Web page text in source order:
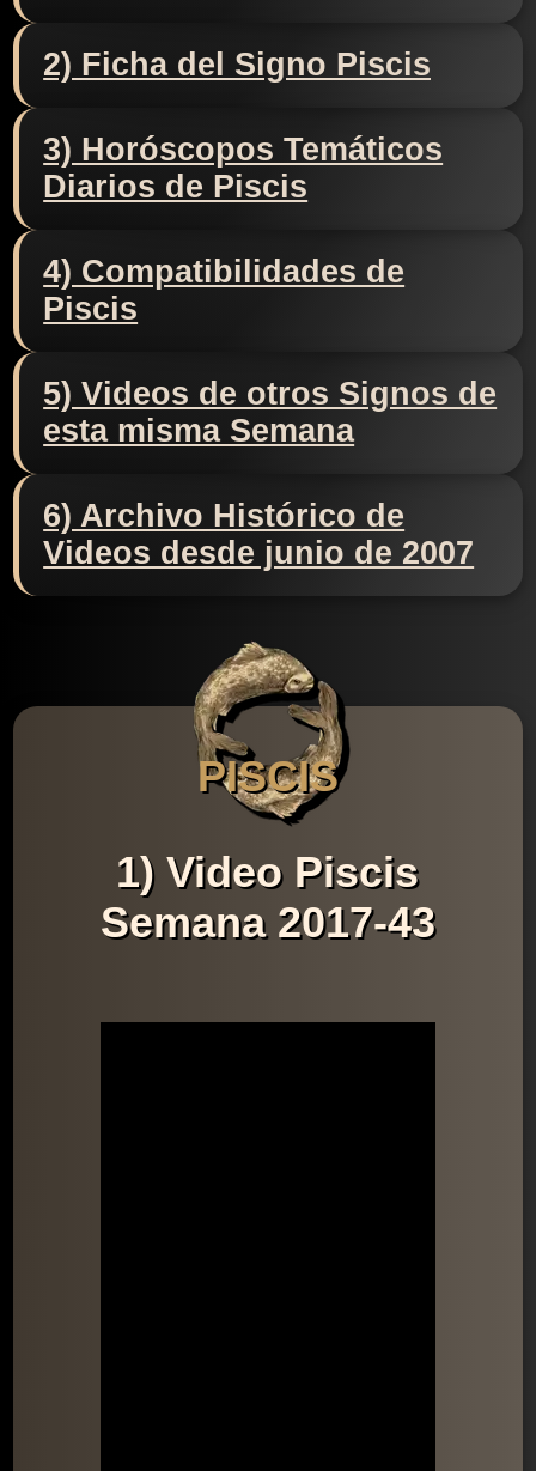
2) Ficha del Signo Piscis
3) Horóscopos Temáticos
Diarios de Piscis
4) Compatibilidades de
Piscis
5) Videos de otros Signos de
esta misma Semana
6) Archivo Histórico de
Videos desde junio de 2007
PISCIS
1) Video Piscis
Semana 2017-43